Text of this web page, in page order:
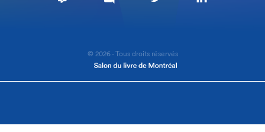
© 2026 - Tous droits réservés